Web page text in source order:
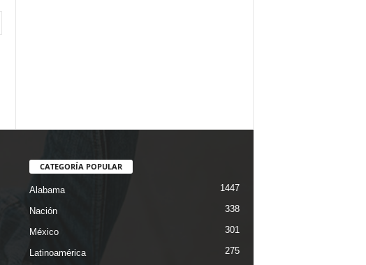
CATEGORÍA POPULAR
Alabama 1447
Nación 338
México 301
Latinoamérica 275